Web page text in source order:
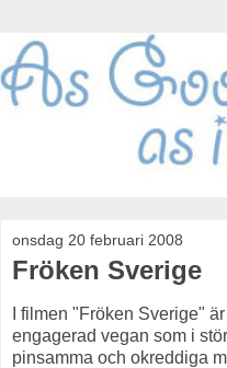
onsdag 20 februari 2008
Fröken Sverige
I filmen "Fröken Sverige"
engagerad vegan som i
pinsamma och okreddiga